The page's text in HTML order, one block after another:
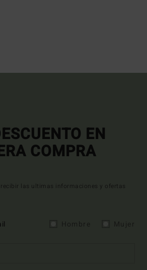
EN
COMPRA
las ultimas informaciones y ofertas